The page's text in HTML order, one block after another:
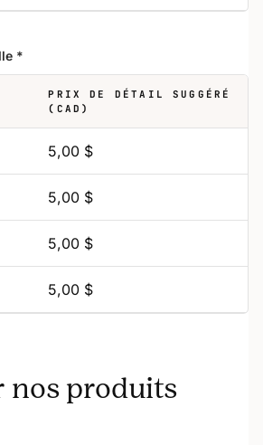
*
PRIX DE DÉTAIL SUGGÉRÉ
(CAD)
5,00 $
5,00 $
5,00 $
5,00 $
nos produits